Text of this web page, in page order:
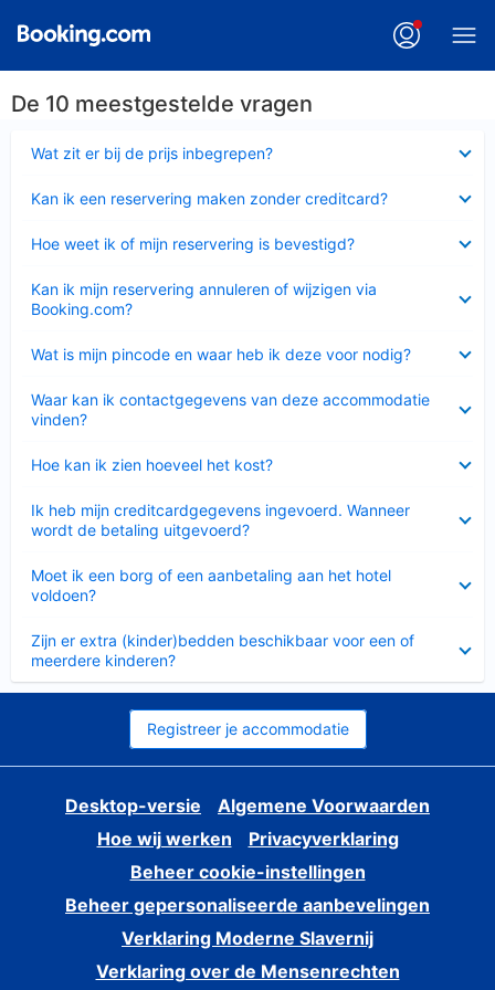
De 10 meestgestelde vragen
Wat zit er bij de prijs inbegrepen?
Kan ik een reservering maken zonder creditcard?
Hoe weet ik of mijn reservering is bevestigd?
Kan ik mijn reservering annuleren of wijzigen via
Booking.com?
Wat is mijn pincode en waar heb ik deze voor nodig?
Waar kan ik contactgegevens van deze accommodatie
vinden?
Hoe kan ik zien hoeveel het kost?
Ik heb mijn creditcardgegevens ingevoerd. Wanneer
wordt de betaling uitgevoerd?
Moet ik een borg of een aanbetaling aan het hotel
voldoen?
Zijn er extra (kinder)bedden beschikbaar voor een of
meerdere kinderen?
Registreer je accommodatie
Desktop-versie
Algemene Voorwaarden
Hoe wij werken
Privacyverklaring
Beheer cookie-instellingen
Beheer gepersonaliseerde aanbevelingen
Verklaring Moderne Slavernij
Verklaring over de Mensenrechten